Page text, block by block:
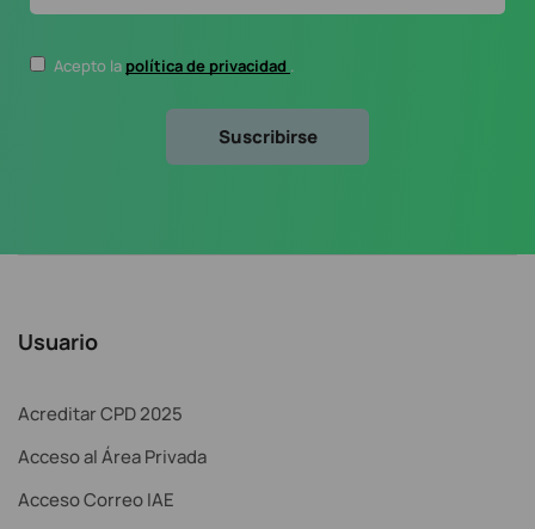
Acepto la política de privacidad .
Usuario
Acreditar CPD 2025
Acceso al Área Privada
Acceso Correo IAE